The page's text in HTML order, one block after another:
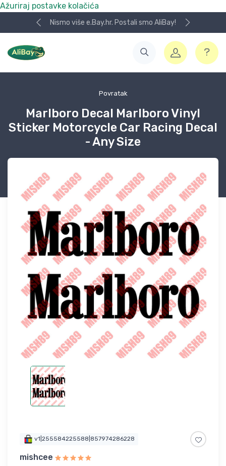
Ažuriraj postavke kolačića
Nismo više e.Bay.hr. Postali smo AliBay!
Povratak
Marlboro Decal Marlboro Vinyl
Sticker Motorcycle Car Racing Decal
- Any Size
v1|255584225588|857974286228
mishcee